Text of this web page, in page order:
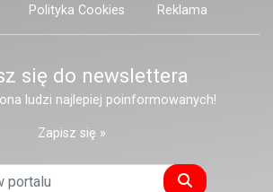
Polityka Cookies Reklama
się do newslettera
ludzi najlepiej poinformowanych!
Zapisz się »